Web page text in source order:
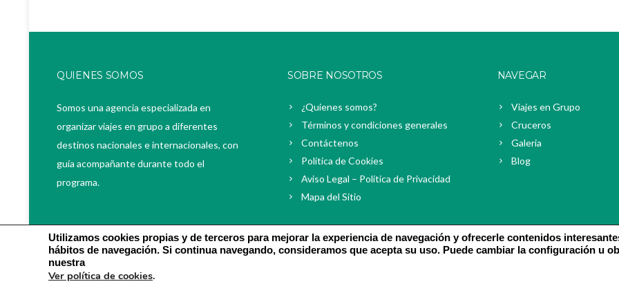
QUIENES SOMOS
Somos una agencia especializada en
organizar viajes en grupo a diferentes
destinos nacionales e internacionales, con
guía acompañante durante todo el
programa.
SOBRE NOSOTROS
¿Quienes somos?
Términos y condiciones generales
Contáctenos
Política de Cookies
Aviso Legal – Política de Privacidad
Mapa del Sitio
NAVEGAR
Viajes en Grupo
Cruceros
Galeria
Blog
Copyright © 2022 Travelling de viatge | Realizado por
Utilizamos cookies propias y de terceros para mejorar la experiencia de navegación y ofrecerle contenidos
hábitos de navegación. Si continua navegando, consideramos que acepta su uso. Puede cambiar la configuración u
nuestra
Ver política de cookies.